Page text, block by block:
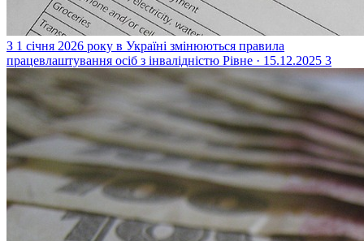
З 1 січня 2026 року в Україні змінюються правила
працевлаштування осіб з інвалідністю Рівне · 15.12.2025 3